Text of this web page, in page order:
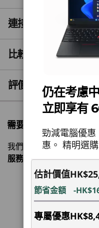
仍在考慮
立即享有
勁減電腦優
惠。 精明選
估計價值
節省金額 -
專屬優惠
重新定義
需
Ryzen™ 200 系列處
能，同時透過 AI 驅
設計整合了強大的
效能
處理器
作業系統
Windows 11 專業版 —
專業版
Windows 11 家用版
神經網絡處理器 (NPU)
高達每秒 16 兆次運算（
AMD Radeon™
連接埠與插槽
USB-A（USB 5Gbps）
比較相似產品
3 Similiar products
What specs do you
作業系統
目前正在瀏覽
ThinkPad E16
Gen 3 (16″
AMD) Laptop
評價與評論
需要購物方面的協助嗎?
我們專業銷售員隨時為您
服務時間Mon-Fri，09